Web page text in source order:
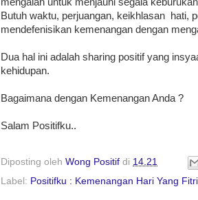
Butuh waktu, perjuangan, keikhlasan hati,
mendefenisikan kemenangan dengan
Dua hal ini adalah sharing positif yang
kehidupan.
Bagaimana dengan Kemenangan Anda ?
Salam Positifku..
Diposting oleh Wong Positif di 14.21
Label: Positifku : Kemenangan Hari Yang Fitri